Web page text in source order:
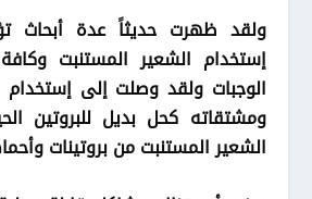
ولقد ظهرت حديثاً عدة أبحاث
إستخدام الشعير المستنبت
الوجبات ولقد وصلت إلى إستخدام
ومشتقاته كحل بديل للبروتين
الشعير المستنبت من بروتينات